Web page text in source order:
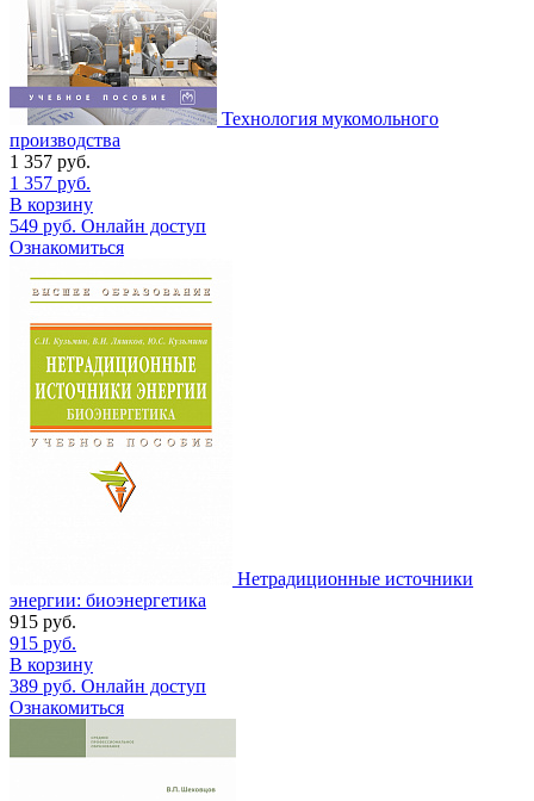
Технология мукомольного
производства
1 357 руб.
1 357 руб.
В корзину
549 руб. Онлайн доступ
Ознакомиться
Нетрадиционные источники
энергии: биоэнергетика
915 руб.
915 руб.
В корзину
389 руб. Онлайн доступ
Ознакомиться